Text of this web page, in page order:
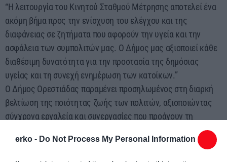
erko - Do Not Process My Personal Information
“Η λειτουργία του Κινητού Σταθμού Μέτρησης αποτελεί ένα
ακόμη βήμα προς την ενίσχυση του ελέγχου και της
διαφάνειας σε ζητήματα που αφορούν την υγεία και την
ασφάλεια των συμπολιτών μας. Ο Δήμος μας αξιοποιεί κάθε
διαθέσιμη δυνατότητα για την προστασία της δημόσιας
υγείας και τη συνεχή ενημέρωση των κατοίκων.”
Ο Δήμος Ορεστιάδας παραμένει προσηλωμένος στη διαρκή
βελτίωση της ποιότητας ζωής των πολιτών, αξιοποιώντας
σύγχρονα εργαλεία και συνεργασίες που προάγουν τη
δημόσια υγεία και την περιβαλλοντική παρακολούθηση.